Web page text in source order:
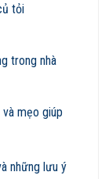
tỏi
trong nhà
mẹo giúp
những lưu ý